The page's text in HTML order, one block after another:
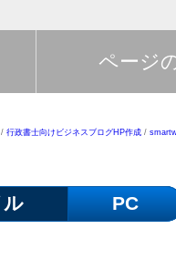
ページ
行政書士向けビジネスブログHP作成/
PC